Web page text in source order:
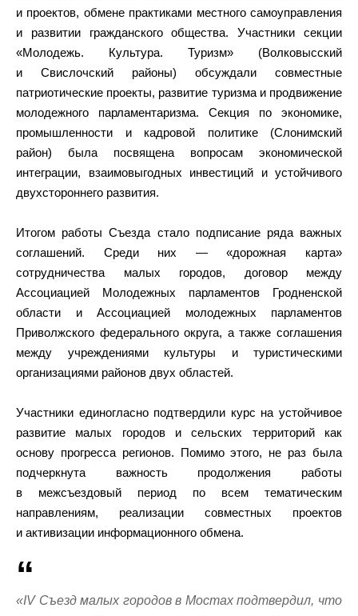
и проектов, обмене практиками местного самоуправления
и развитии гражданского общества. Участники секции
«Молодежь. Культура. Туризм» (Волковысский
и Свислочский районы) обсуждали совместные
патриотические проекты, развитие туризма и продвижение
молодежного парламентаризма. Секция по экономике,
промышленности и кадровой политике (Слонимский
район) была посвящена вопросам экономической
интеграции, взаимовыгодных инвестиций и устойчивого
двухстороннего развития.
Итогом работы Съезда стало подписание ряда важных
соглашений. Среди них — «дорожная карта»
сотрудничества малых городов, договор между
Ассоциацией Молодежных парламентов Гродненской
области и Ассоциацией молодежных парламентов
Приволжского федерального округа, а также соглашения
между учреждениями культуры и туристическими
организациями районов двух областей.
Участники единогласно подтвердили курс на устойчивое
развитие малых городов и сельских территорий как
основу прогресса регионов. Помимо этого, не раз была
подчеркнута важность продолжения работы
в межсъездовый период по всем тематическим
направлениям, реализации совместных проектов
и активизации информационного обмена.
«IV Съезд малых городов в Мостах подтвердил, что